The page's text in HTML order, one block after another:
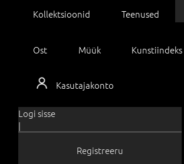
Kollektsioonid Teenused
Ost Müük Kunstiindeks
Kasutajakonto
Logi sisse
|
Registreeru